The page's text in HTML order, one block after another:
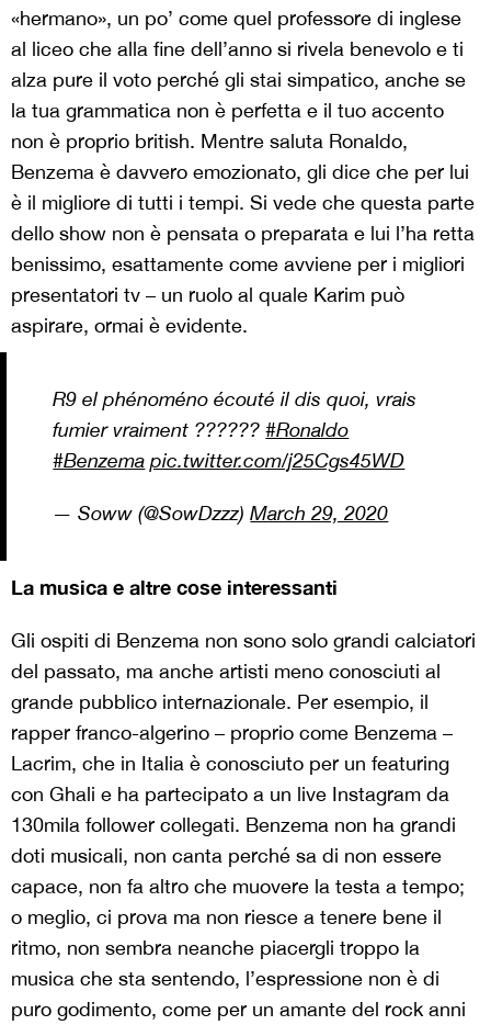
«hermano», un po’ come quel professore di inglese
al liceo che alla fine dell’anno si rivela benevolo e ti
alza pure il voto perché gli stai simpatico, anche se
la tua grammatica non è perfetta e il tuo accento
non è proprio british. Mentre saluta Ronaldo,
Benzema è davvero emozionato, gli dice che per lui
è il migliore di tutti i tempi. Si vede che questa parte
dello show non è pensata o preparata e lui l’ha retta
benissimo, esattamente come avviene per i migliori
presentatori tv – un ruolo al quale Karim può
aspirare, ormai è evidente.
R9 el phénoméno écouté il dis quoi, vrais
fumier vraiment ??????#Ronaldo
#Benzema pic.twitter.com/j25Cgs45WD
— Soww (@SowDzzz)March 29, 2020
La musica e altre cose interessanti
Gli ospiti di Benzema non sono solo grandi calciatori
del passato, ma anche artisti meno conosciuti al
grande pubblico internazionale. Per esempio, il
rapper franco-algerino – proprio come Benzema –
Lacrim, che in Italia è conosciuto per un featuring
con Ghali e ha partecipato a un live Instagram da
130mila follower collegati. Benzema non ha grandi
doti musicali, non canta perché sa di non essere
capace, non fa altro che muovere la testa a tempo;
o meglio, ci prova ma non riesce a tenere bene il
ritmo, non sembra neanche piacergli troppo la
musica che sta sentendo, l’espressione non è di
puro godimento, come per un amante del rock anni